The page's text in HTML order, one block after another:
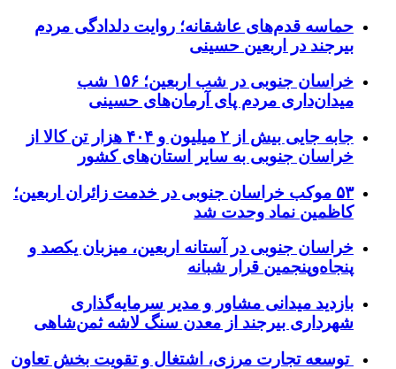
حماسه قدم‌های عاشقانه؛ روایت دلدادگی مردم
بیرجند در اربعین حسینی
خراسان جنوبی در شب اربعین؛ ۱۵۶ شب
میدان‌داری مردم پای آرمان‌های حسینی
جابه جایی بیش از ۲ میلیون و ۴۰۴ هزار تن کالا از
خراسان جنوبی به سایر استان‌های کشور
۵۳ موکب خراسان جنوبی در خدمت زائران اربعین؛
کاظمین نماد وحدت شد
خراسان جنوبی در آستانه اربعین، میزبان یکصد و
پنجاه‌وپنجمین قرار شبانه
بازدید میدانی مشاور و مدیر سرمایه‌گذاری
شهرداری بیرجند از معدن سنگ لاشه ثمن‌شاهی
توسعه تجارت مرزی، اشتغال و تقویت بخش تعاون